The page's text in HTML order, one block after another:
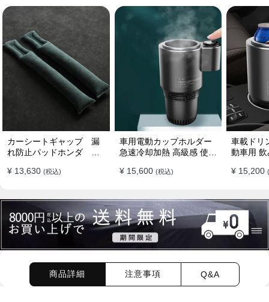
カーシートギャップ 漏
れ防止パッドホンダ シ
ション
¥ 13,630 (税込)
車用電動カップホルダー
急速冷却加熱 高級感 使い
¥ 15,600 (税込)
車載ドリ
動車用 飲
¥ 15,200
商品詳細 注意事項 Q&A